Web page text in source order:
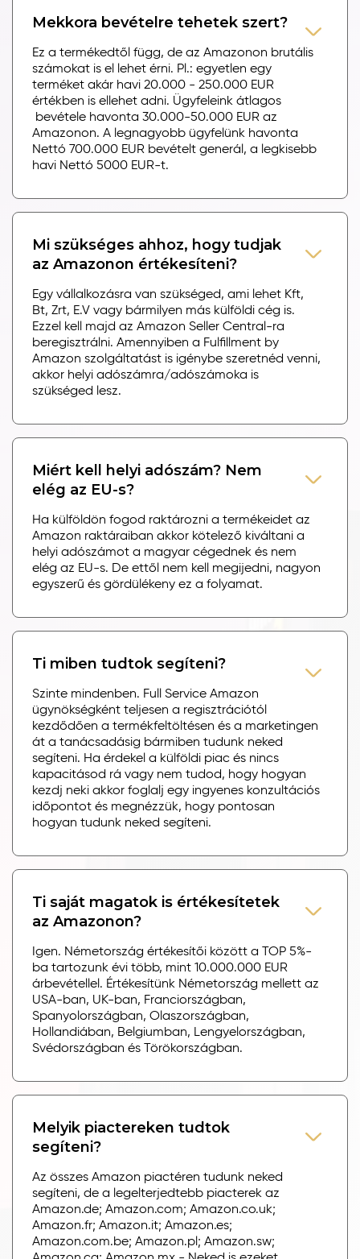
Mekkora bevételre tehetek szert?
Ez a termékedtől függ, de az Amazonon brutális
számokat is el lehet érni. Pl.: egyetlen egy
terméket akár havi 20.000 - 250.000 EUR
értékben is ellehet adni. Ügyfeleink átlagos
bevétele havonta 30.000-50.000 EUR az
Amazonon. A legnagyobb ügyfelünk havonta
Nettó 700.000 EUR bevételt generál, a legkisebb
havi Nettó 5000 EUR-t.
Mi szükséges ahhoz, hogy tudjak
az Amazonon értékesíteni?
Egy vállalkozásra van szükséged, ami lehet Kft,
Bt, Zrt, E.V vagy bármilyen más külföldi cég is.
Ezzel kell majd az Amazon Seller Central-ra
beregisztrálni. Amennyiben a Fulfillment by
Amazon szolgáltatást is igénybe szeretnéd venni,
akkor helyi adószámra/adószámoka is
szükséged lesz.
Miért kell helyi adószám? Nem
elég az EU-s?
Ha külföldön fogod raktározni a termékeidet az
Amazon raktáraiban akkor kötelező kiváltani a
helyi adószámot a magyar cégednek és nem
elég az EU-s. De ettől nem kell megijedni, nagyon
egyszerű és gördülékeny ez a folyamat.
Ti miben tudtok segíteni?
Szinte mindenben. Full Service Amazon
ügynökségként teljesen a regisztrációtól
kezdődően a termékfeltöltésen és a marketingen
át a tanácsadásig bármiben tudunk neked
segíteni. Ha érdekel a külföldi piac és nincs
kapacitásod rá vagy nem tudod, hogy hogyan
kezdj neki akkor foglalj egy ingyenes konzultációs
időpontot és megnézzük, hogy pontosan
hogyan tudunk neked segíteni.
Ti saját magatok is értékesítetek
az Amazonon?
Igen. Németország értékesítői között a TOP 5%-
ba tartozunk évi több, mint 10.000.000 EUR
árbevétellel. Értékesítünk Németország mellett az
USA-ban, UK-ban, Franciországban,
Spanyolországban, Olaszországban,
Hollandiában, Belgiumban, Lengyelországban,
Svédországban és Törökországban.
Melyik piactereken tudtok
segíteni?
Az összes Amazon piactéren tudunk neked
segíteni, de a legelterjedtebb piacterek az
Amazon.de; Amazon.com; Amazon.co.uk;
Amazon.fr; Amazon.it; Amazon.es;
Amazon.com.be; Amazon.pl; Amazon.sw;